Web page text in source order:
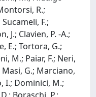
R.;
F.;
J.; Clavien, P. -A.;
E.; Tortora, G.;
M.; Paiar, F.; Neri,
G.; Marciano,
I.; Dominici, M.;
Boraschi, P.;